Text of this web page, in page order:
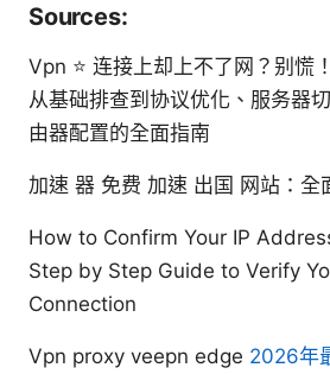
Sources:
Vpn ⭐ 连接上却上不了网？别慌
从基础排查到协议优化、服务器
由器配置的全面指南
加速 器 免费 加速 出国 网站：全
How to Confirm Your IP
Step by Step Guide to Verify
Connection
Vpn proxy veepn edge 2026年